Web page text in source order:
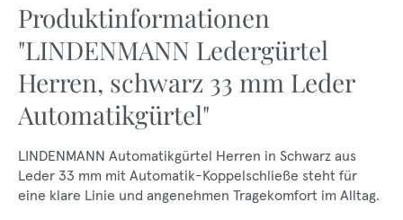
Produktinformationen
"LINDENMANN Ledergürtel
Herren, schwarz 33 mm Leder
Automatikgürtel"
LINDENMANN Automatikgürtel Herren in Schwarz aus
Leder 33 mm mit Automatik-Koppelschließe steht für
eine klare Linie und angenehmen Tragekomfort im Alltag.